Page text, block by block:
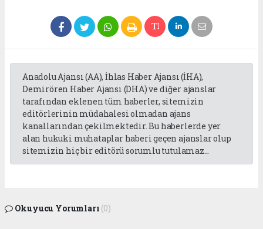
Anadolu Ajansı (AA), İhlas Haber Ajansı (İHA),
Demirören Haber Ajansı (DHA) ve diğer ajanslar
tarafından eklenen tüm haberler, sitemizin
editörlerinin müdahalesi olmadan ajans
kanallarından çekilmektedir. Bu haberlerde yer
alan hukuki muhataplar haberi geçen ajanslar olup
sitemizin hiç bir editörü sorumlu tutulamaz...
Okuyucu Yorumları (0)